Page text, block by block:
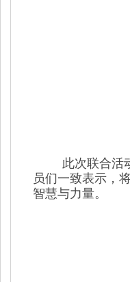
此次联合活
员们一致表示，
智慧与力量。